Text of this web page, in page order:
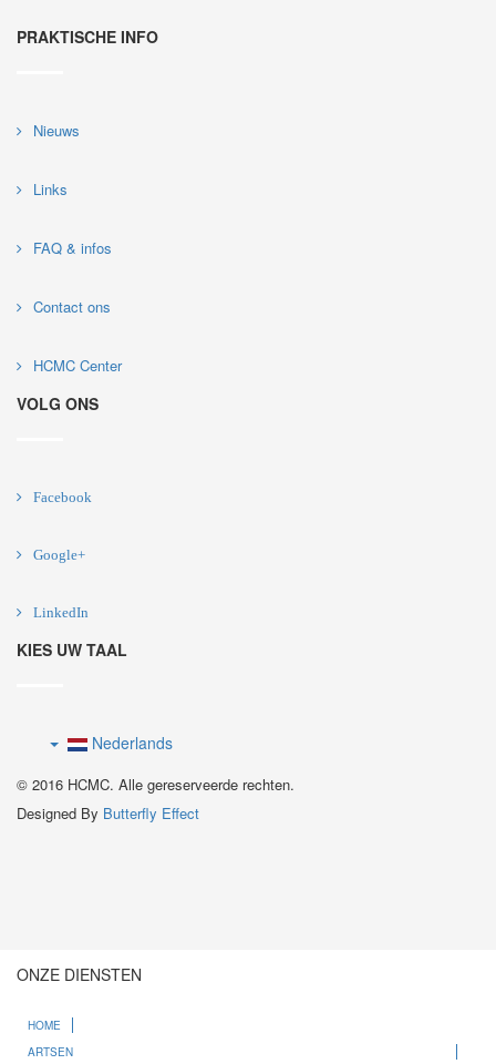
PRAKTISCHE INFO
Nieuws
Links
FAQ & infos
Contact ons
HCMC Center
VOLG ONS
Facebook
Google+
LinkedIn
KIES UW TAAL
Nederlands
© 2016 HCMC. Alle gereserveerde rechten.
Designed By Butterfly Effect
ONZE DIENSTEN
HOME
ARTSEN